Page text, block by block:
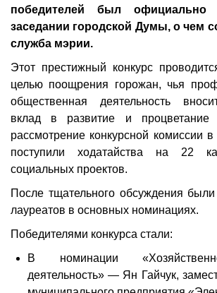
победителей был официально
заседании городской Думы, о чем
служба мэрии.
Этот престижный конкурс
целью поощрения горожан, чья
общественная деятельность
вклад в развитие и
рассмотрение конкурсной комиссии
поступили ходатайства на 22
социальных проектов.
После тщательного обсуждения
лауреатов в основных номинациях.
Победителями конкурса стали:
В номинации «Хозяйственно-
деятельность» — Ян Гайчук,